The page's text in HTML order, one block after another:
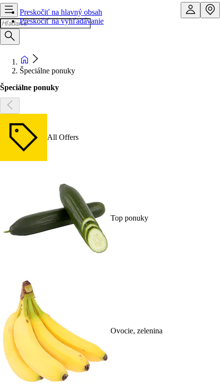
Preskočiť na hlavný obsah
Preskočiť na vyhľadávanie
Špeciálne ponuky
Špeciálne ponuky
All Offers
Top ponuky
Ovocie, zelenina